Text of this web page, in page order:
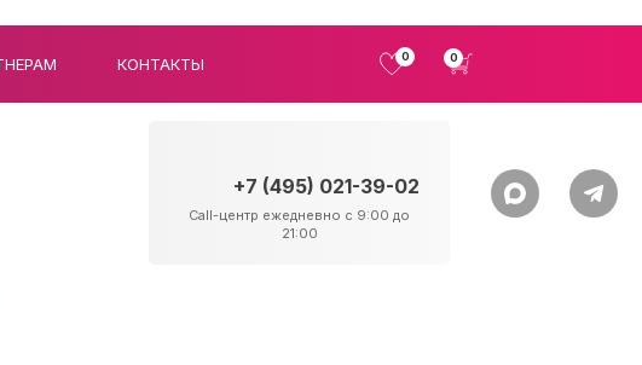
КОНТАКТЫ 0 0
+7 (495) 021-39-02
Call-центр ежедневно с 9:00 до
21:00